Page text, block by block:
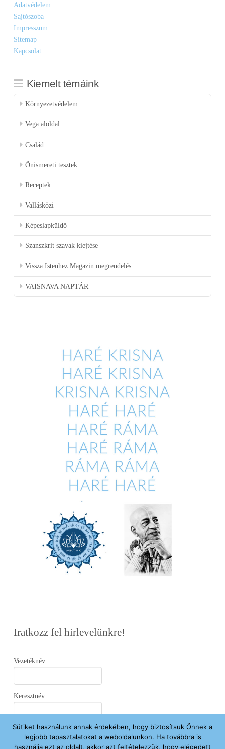
Adatvédelem
Sajtószoba
Impresszum
Sitemap
Kapcsolat
Kiemelt témáink
Környezetvédelem
Vega aloldal
Család
Önismereti tesztek
Receptek
Vallásközi
Képeslapküldő
Szanszkrit szavak kiejtése
Vissza Istenhez Magazin megrendelés
VAISNAVA NAPTÁR
Iratkozz fel hírlevelünkre!
Vezetéknév:
Keresztnév:
Email:
Sütiket használunk annak érdekében, hogy biztosítsuk Önnek a
legjobb tapasztalatokat a weboldalunkon. Ha továbbra is
használja ezt az oldalt, akkor azt feltételezzük, hogy elégedett